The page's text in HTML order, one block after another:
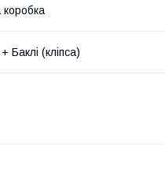
Баклі (кліпса)